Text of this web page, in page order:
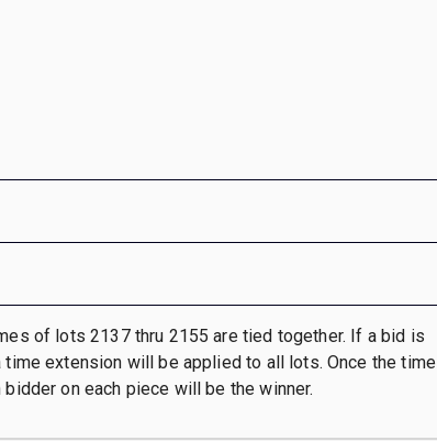
of lots 2137 thru 2155 are tied together. If a bid is
time extension will be applied to all lots. Once the time
on each piece will be the winner.